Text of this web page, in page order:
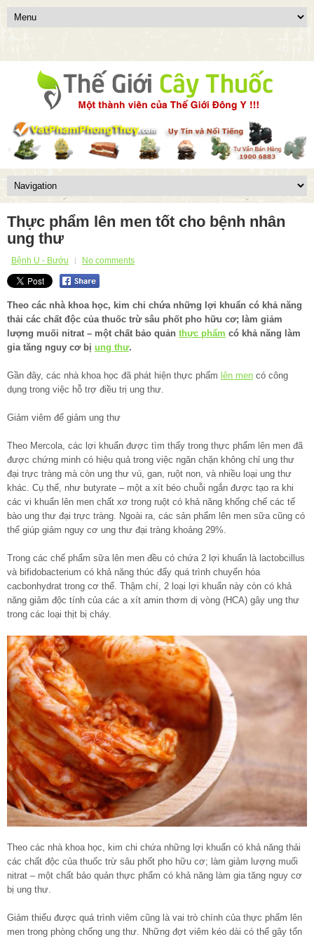
Thực phẩm lên men tốt cho bệnh nhân
ung thư
Bệnh U - Bướu No comments
Theo các nhà khoa học, kim chi chứa những lợi khuẩn có khả năng
thải các chất độc của thuốc trừ sâu phốt pho hữu cơ; làm giảm
lượng muối nitrat – một chất bảo quản thực phẩm có khả năng làm
gia tăng nguy cơ bị ung thư.
Gần đây, các nhà khoa học đã phát hiện thực phẩm lên men có công
dụng trong việc hỗ trợ điều trị ung thư.
Giảm viêm để giảm ung thư
Theo Mercola, các lợi khuẩn được tìm thấy trong thực phẩm lên men đã
được chứng minh có hiệu quả trong việc ngăn chặn không chỉ ung thư
đại trực tràng mà còn ung thư vú, gan, ruột non, và nhiều loại ung thư
khác. Cụ thể, như butyrate – một a xít béo chuỗi ngắn được tạo ra khi
các vi khuẩn lên men chất xơ trong ruột có khả năng khống chế các tế
bào ung thư đại trực tràng. Ngoài ra, các sản phẩm lên men sữa cũng có
thể giúp giảm nguy cơ ung thư đại tràng khoảng 29%.
Trong các chế phẩm sữa lên men đều có chứa 2 lợi khuẩn là lactobcillus
và bifidobacterium có khả năng thúc đẩy quá trình chuyển hóa
cacbonhydrat trong cơ thể. Thậm chí, 2 loại lợi khuẩn này còn có khả
năng giảm độc tính của các a xít amin thơm dị vòng (HCA) gây ung thư
trong các loại thịt bị cháy.
Theo các nhà khoa học, kim chi chứa những lợi khuẩn có khả năng thải
các chất độc của thuốc trừ sâu phốt pho hữu cơ; làm giảm lượng muối
nitrat – một chất bảo quản thực phẩm có khả năng làm gia tăng nguy cơ
bị ung thư.
Giảm thiểu được quá trình viêm cũng là vai trò chính của thực phẩm lên
men trong phòng chống ung thư. Những đợt viêm kéo dài có thể gây tổn